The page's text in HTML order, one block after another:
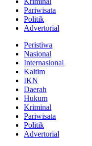
Pariwisata
Politik
Advertorial
Peristiwa
Nasional
Internasional
Kaltim
IKN
Daerah
Hukum
Kriminal
Pariwisata
Politik
Advertorial